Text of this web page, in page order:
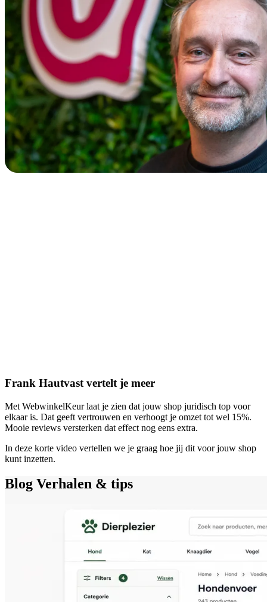
Frank Hautvast vertelt je meer
Met WebwinkelKeur laat je zien dat jouw shop juridisch top voor
elkaar is. Dat geeft vertrouwen en verhoogt je omzet tot wel 15%.
Mooie reviews versterken dat effect nog eens extra.
In deze korte video vertellen we je graag hoe jij dit voor jouw shop
kunt inzetten.
Blog Verhalen & tips